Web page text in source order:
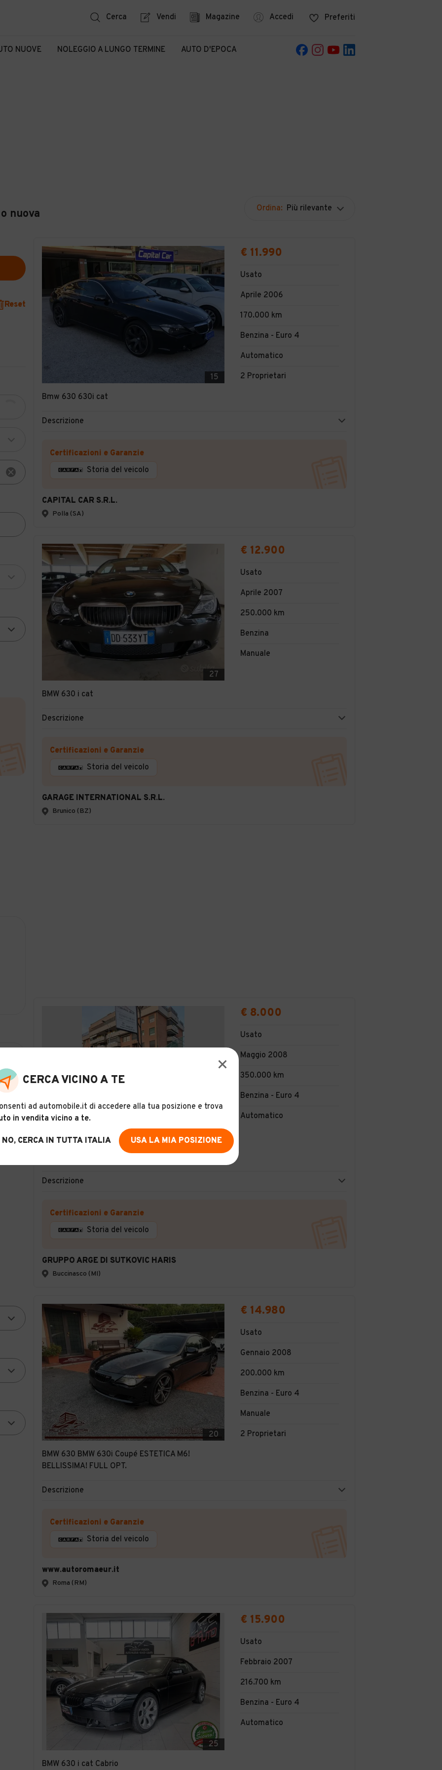
Cerca Vendi Magazine Accedi Preferiti
NUOVE NOLEGGIO A LUNGO TERMINE AUTO D'EPOCA
nuova Ordina: Più rilevante
Reset
15
Bmw 630 630i cat
€ 11.990
Usato
Aprile 2006
170.000 km
Benzina - Euro 4
Automatico
2 Proprietari
Descrizione
Certificazioni e Garanzie
Storia del veicolo
CAPITAL CAR S.R.L.
Polla (SA)
27
BMW 630 i cat
€ 12.900
Usato
Aprile 2007
250.000 km
Benzina
Manuale
Descrizione
Certificazioni e Garanzie
Storia del veicolo
GARAGE INTERNATIONAL S.R.L.
Brunico (BZ)
24
€ 8.000
Usato
Maggio 2008
350.000 km
Benzina - Euro 4
Automatico
Descrizione
Certificazioni e Garanzie
Storia del veicolo
GRUPPO ARGE DI SUTKOVIC HARIS
Buccinasco (MI)
20
BMW 630 BMW 630i Coupé ESTETICA M6!
BELLISSIMA! FULL OPT.
€ 14.980
Usato
Gennaio 2008
200.000 km
Benzina - Euro 4
Manuale
2 Proprietari
Descrizione
Certificazioni e Garanzie
Storia del veicolo
www.autoromaeur.it
Roma (RM)
25
BMW 630 i cat Cabrio
€ 15.900
Usato
Febbraio 2007
216.700 km
Benzina - Euro 4
Automatico
CERCA VICINO A TE
ad automobile.it di accedere alla tua posizione e trova
in vendita vicino a te.
NO, CERCA IN TUTTA ITALIA USA LA MIA POSIZIONE